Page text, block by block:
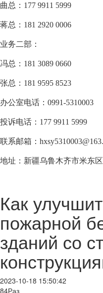
曲总：177 9911 5999
蒋总：181 2920 0006
业务二部：
冯总：181 3089 0660
张总：181 9595 8523
办公室电话：0991-5310003
投诉电话：177 9911 5999
联系邮箱：
地址：新疆乌鲁木齐市米东
Как
пожарной
зданий со
2023-10-18 15:50:42
84Раз